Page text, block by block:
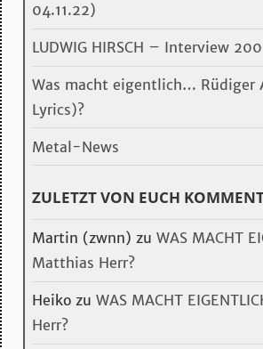
04.11.22)
LUDWIG HIRSCH – Interview
Was macht eigentlich… Rüdiger
Lyrics)?
Metal-News
ZULETZT VON EUCH
Martin (zwnn) zu WAS MACHT
Matthias Herr?
Heiko zu WAS MACHT
Herr?